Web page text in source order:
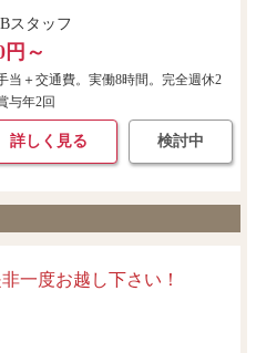
スタッフ
円～
当＋交通費。実働8時間。完全週休2
与年2回
詳しく見る 検討中
一度お越し下さい！